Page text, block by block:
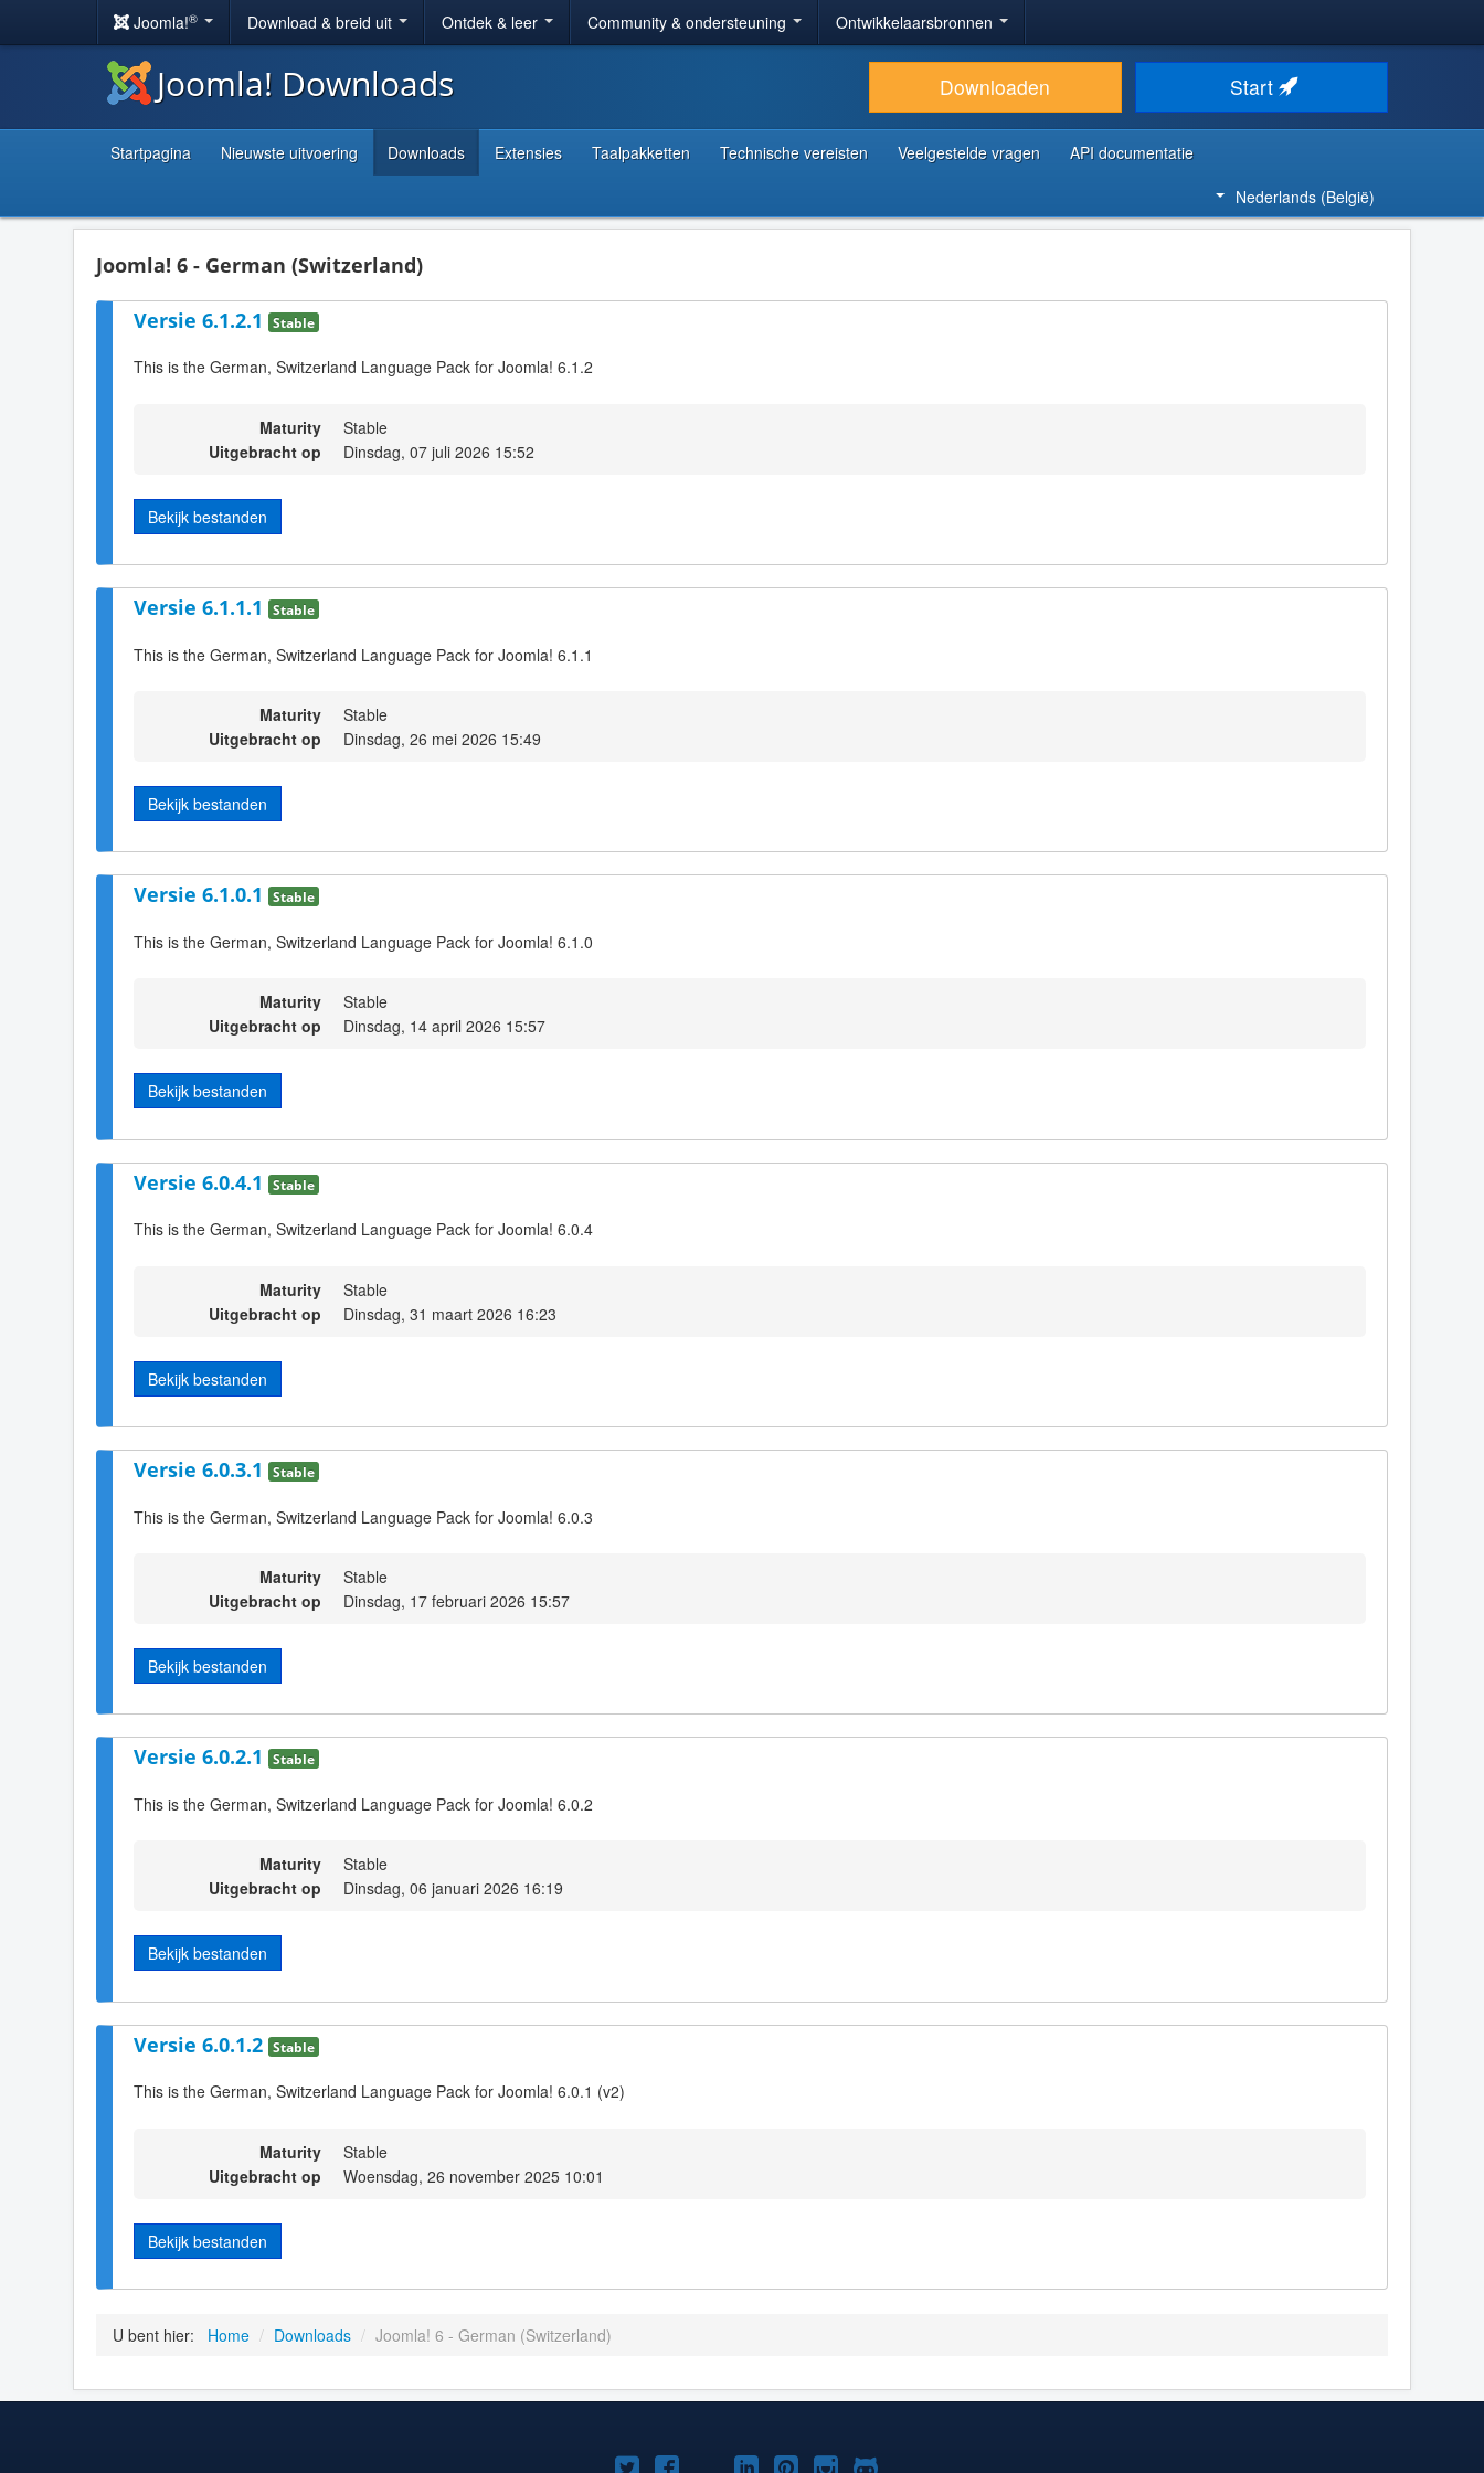
Joomla!® Download & breid uit Ontdek & leer Community & ondersteuning Ontwikkelaarsbronnen
Joomla! Downloads Downloaden Start
Startpagina Nieuwste uitvoering Downloads Extensies Taalpakketten Technische vereisten Veelgestelde vragen
API documentatie
Nederlands (België)
Joomla! 6 - German (Switzerland)
Versie 6.1.2.1 Stable
This is the German, Switzerland Language Pack for Joomla! 6.1.2
Maturity
Stable
Uitgebracht op
Dinsdag, 07 juli 2026 15:52
Bekijk bestanden
Versie 6.1.1.1 Stable
This is the German, Switzerland Language Pack for Joomla! 6.1.1
Maturity
Stable
Uitgebracht op
Dinsdag, 26 mei 2026 15:49
Bekijk bestanden
Versie 6.1.0.1 Stable
This is the German, Switzerland Language Pack for Joomla! 6.1.0
Maturity
Stable
Uitgebracht op
Dinsdag, 14 april 2026 15:57
Bekijk bestanden
Versie 6.0.4.1 Stable
This is the German, Switzerland Language Pack for Joomla! 6.0.4
Maturity
Stable
Uitgebracht op
Dinsdag, 31 maart 2026 16:23
Bekijk bestanden
Versie 6.0.3.1 Stable
This is the German, Switzerland Language Pack for Joomla! 6.0.3
Maturity
Stable
Uitgebracht op
Dinsdag, 17 februari 2026 15:57
Bekijk bestanden
Versie 6.0.2.1 Stable
This is the German, Switzerland Language Pack for Joomla! 6.0.2
Maturity
Stable
Uitgebracht op
Dinsdag, 06 januari 2026 16:19
Bekijk bestanden
Versie 6.0.1.2 Stable
This is the German, Switzerland Language Pack for Joomla! 6.0.1 (v2)
Maturity
Stable
Uitgebracht op
Woensdag, 26 november 2025 10:01
Bekijk bestanden
U bent hier: Home / Downloads / Joomla! 6 - German (Switzerland)